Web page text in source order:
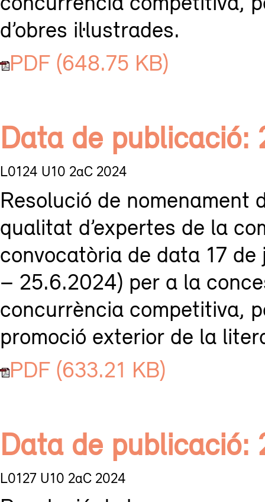
d’obres il·lustrades.
PDF (648.75 KB)
Data de
L0124 U10 2aC 2024
Resolució de nomenament
qualitat d’expertes de la
convocatòria de data 17
– 25.6.2024) per a la
concurrència competitiva,
promoció exterior de la
PDF (633.21 KB)
Data de
L0127 U10 2aC 2024